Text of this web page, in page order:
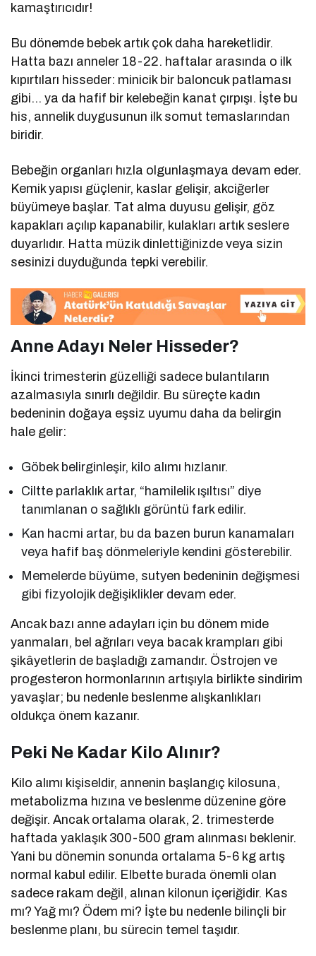
kamaştırıcıdır!
Bu dönemde bebek artık çok daha hareketlidir.
Hatta bazı anneler 18-22. haftalar arasında o ilk
kıpırtıları hisseder: minicik bir baloncuk patlaması
gibi… ya da hafif bir kelebeğin kanat çırpışı. İşte bu
his, annelik duygusunun ilk somut temaslarından
biridir.
Bebeğin organları hızla olgunlaşmaya devam eder.
Kemik yapısı güçlenir, kaslar gelişir, akciğerler
büyümeye başlar. Tat alma duyusu gelişir, göz
kapakları açılıp kapanabilir, kulakları artık seslere
duyarlıdır. Hatta müzik dinlettiğinizde veya sizin
sesinizi duyduğunda tepki verebilir.
Anne Adayı Neler Hisseder?
İkinci trimesterin güzelliği sadece bulantıların
azalmasıyla sınırlı değildir. Bu süreçte kadın
bedeninin doğaya eşsiz uyumu daha da belirgin
hale gelir:
Göbek belirginleşir, kilo alımı hızlanır.
Ciltte parlaklık artar, “hamilelik ışıltısı” diye
tanımlanan o sağlıklı görüntü fark edilir.
Kan hacmi artar, bu da bazen burun kanamaları
veya hafif baş dönmeleriyle kendini gösterebilir.
Memelerde büyüme, sutyen bedeninin değişmesi
gibi fizyolojik değişiklikler devam eder.
Ancak bazı anne adayları için bu dönem mide
yanmaları, bel ağrıları veya bacak krampları gibi
şikâyetlerin de başladığı zamandır. Östrojen ve
progesteron hormonlarının artışıyla birlikte sindirim
yavaşlar; bu nedenle beslenme alışkanlıkları
oldukça önem kazanır.
Peki Ne Kadar Kilo Alınır?
Kilo alımı kişiseldir, annenin başlangıç kilosuna,
metabolizma hızına ve beslenme düzenine göre
değişir. Ancak ortalama olarak, 2. trimesterde
haftada yaklaşık 300-500 gram alınması beklenir.
Yani bu dönemin sonunda ortalama 5-6 kg artış
normal kabul edilir. Elbette burada önemli olan
sadece rakam değil, alınan kilonun içeriğidir. Kas
mı? Yağ mı? Ödem mi? İşte bu nedenle bilinçli bir
beslenme planı, bu sürecin temel taşıdır.